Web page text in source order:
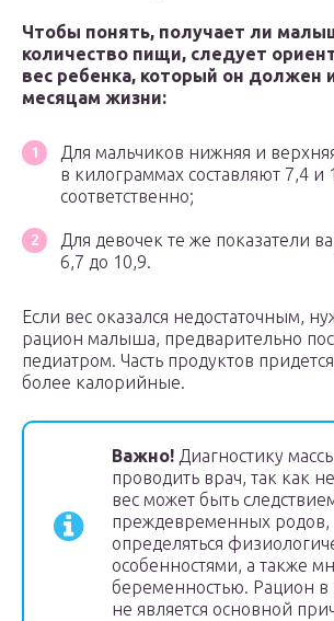
Чтобы понять, получает ли
количество пищи, следует
вес ребенка, который он должен
месяцам жизни:
Для мальчиков нижняя и
в килограммах составляют 7,4 и
соответственно;
Для девочек те же показатели
6,7 до 10,9.
Если вес оказался недостаточным,
рацион малыша, предварительно
педиатром. Часть продуктов
более калорийные.
Важно! Диагностику
проводить врач, так как
вес может быть
преждевременных родов,
определяться
особенностями, а также
беременностью. Рацион в
не является основной